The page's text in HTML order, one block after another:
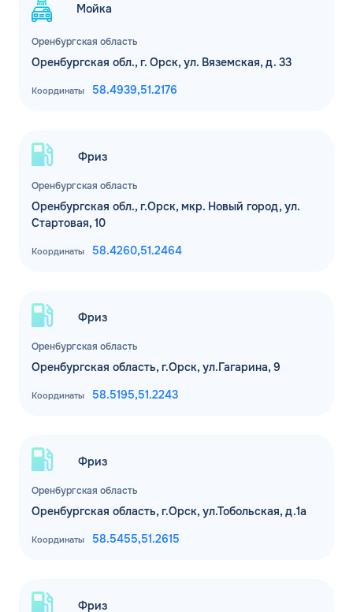
Оренбургская область
Мойка
Оренбургская обл., г. Орск, ул. Вяземская, д. 33
Координаты 58.4939,51.2176
Оренбургская область
Фриз
Оренбургская обл., г.Орск, мкр. Новый город, ул.
Стартовая, 10
Координаты 58.4260,51.2464
Оренбургская область
Фриз
Оренбургская область, г.Орск, ул.Гагарина, 9
Координаты 58.5195,51.2243
Оренбургская область
Фриз
Оренбургская область, г.Орск, ул.Тобольская, д.1а
Координаты 58.5455,51.2615
Фриз